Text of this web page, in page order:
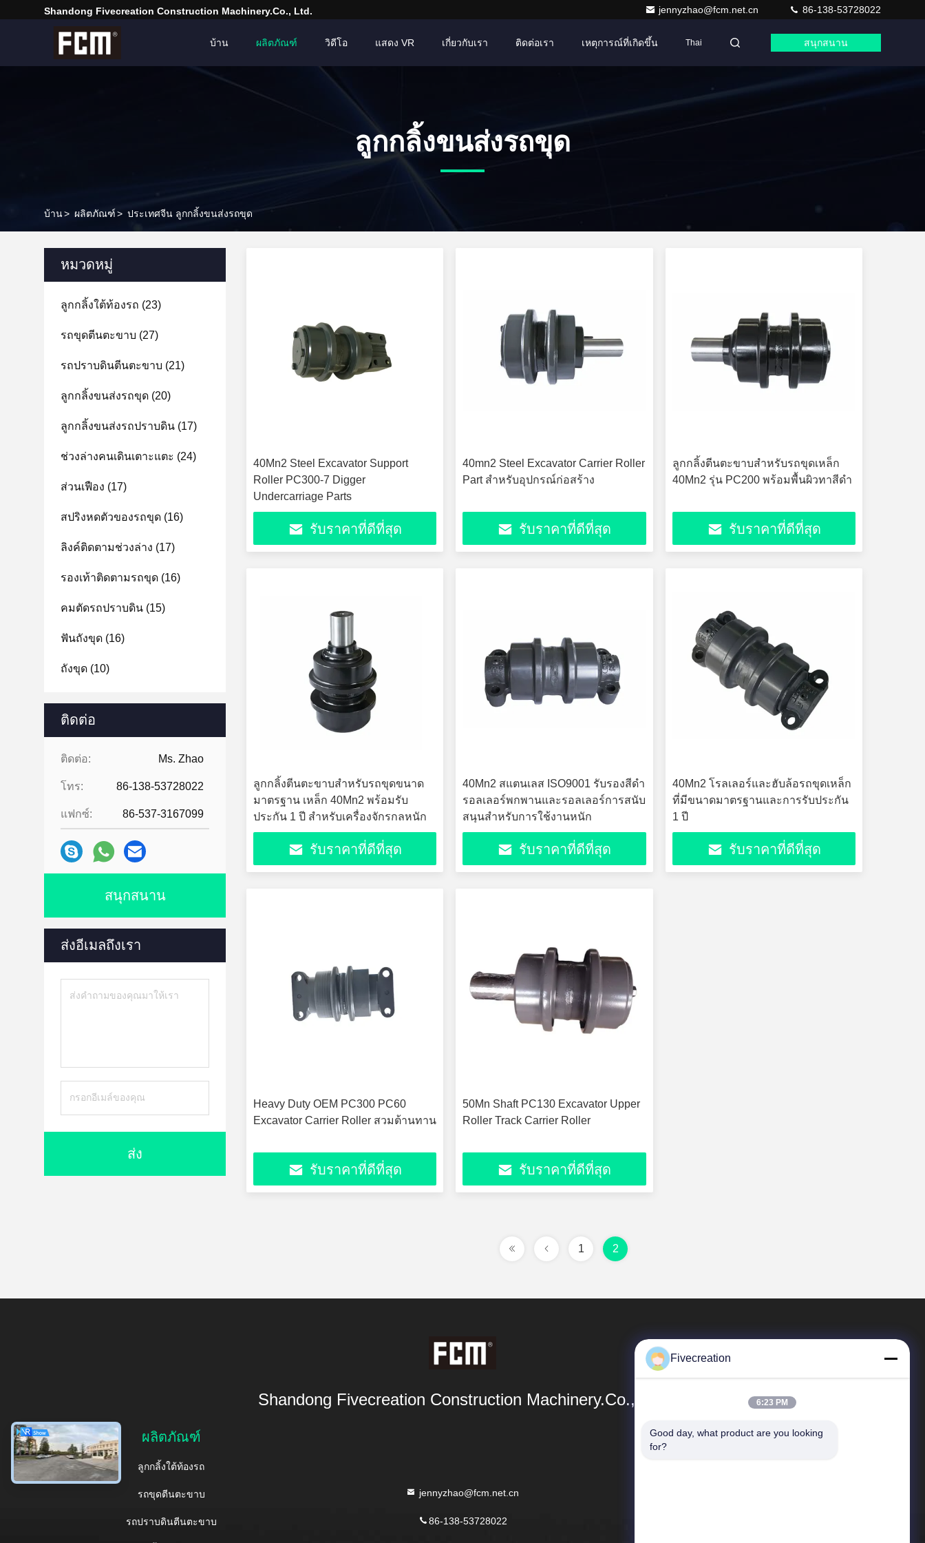
Shandong Fivecreation Construction Machinery.Co., Ltd. jennyzhao@fcm.net.cn 86-138-53728022
บ้าน ผลิตภัณฑ์ วิดีโอ แสดง VR เกี่ยวกับเรา ติดต่อเรา เหตุการณ์ที่เกิดขึ้น Thai สนุกสนาน
ลูกกลิ้งขนส่งรถขุด
บ้าน> ผลิตภัณฑ์> ประเทศจีน ลูกกลิ้งขนส่งรถขุด
หมวดหมู่
ลูกกลิ้งใต้ท้องรถ (23)
รถขุดตีนตะขาบ (27)
รถปราบดินตีนตะขาบ (21)
ลูกกลิ้งขนส่งรถขุด (20)
ลูกกลิ้งขนส่งรถปราบดิน (17)
ช่วงล่างคนเดินเตาะแตะ (24)
ส่วนเฟือง (17)
สปริงหดตัวของรถขุด (16)
ลิงค์ติดตามช่วงล่าง (17)
รองเท้าติดตามรถขุด (16)
คมตัดรถปราบดิน (15)
ฟันถังขุด (16)
ถังขุด (10)
ติดต่อ
ติดต่อ: Ms. Zhao
โทร: 86-138-53728022
แฟกซ์: 86-537-3167099
สนุกสนาน
ส่งอีเมลถึงเรา
ส่ง
40Mn2 Steel Excavator Support
Roller PC300-7 Digger
Undercarriage Parts
รับราคาที่ดีที่สุด
40mn2 Steel Excavator Carrier Roller
Part สําหรับอุปกรณ์ก่อสร้าง
รับราคาที่ดีที่สุด
ลูกกลิ้งตีนตะขาบสำหรับรถขุดเหล็ก
40Mn2 รุ่น PC200 พร้อมพื้นผิวทาสีดำ
รับราคาที่ดีที่สุด
ลูกกลิ้งตีนตะขาบสำหรับรถขุดขนาด
มาตรฐาน เหล็ก 40Mn2 พร้อมรับ
ประกัน 1 ปี สำหรับเครื่องจักรกลหนัก
รับราคาที่ดีที่สุด
40Mn2 สแตนเลส ISO9001 รับรองสีดํา
รอลเลอร์พกพานและรอลเลอร์การสนับ
สนุนสําหรับการใช้งานหนัก
รับราคาที่ดีที่สุด
40Mn2 โรลเลอร์และฮับล้อรถขุดเหล็ก
ที่มีขนาดมาตรฐานและการรับประกัน
1 ปี
รับราคาที่ดีที่สุด
Heavy Duty OEM PC300 PC60
Excavator Carrier Roller สวมต้านทาน
รับราคาที่ดีที่สุด
50Mn Shaft PC130 Excavator Upper
Roller Track Carrier Roller
รับราคาที่ดีที่สุด
1 2
Shandong Fivecreation Construction Machinery.Co., Ltd.
ผลิตภัณฑ์
ลูกกลิ้งใต้ท้องรถ
รถขุดตีนตะขาบ
รถปราบดินตีนตะขาบ
jennyzhao@fcm.net.cn
86-138-53728022
ลิงค์ด่วน
Fivecreation
6:23 PM
Good day, what product are you looking
for?